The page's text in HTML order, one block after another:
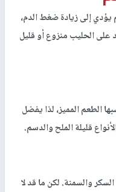
إلى زيادة ضغط الدم،
على الحليب منزوع أو قليل
الطعم المميز، لذا يفضل
قليلة الملح والدسم.
والسمنة. لكن ما قد لا